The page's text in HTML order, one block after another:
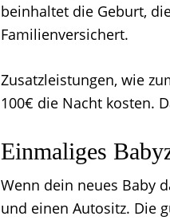
beinhaltet die Geburt,
Familienversichert.
Zusatzleistungen, wie
100€ die Nacht kosten.
Einmaliges
Wenn dein neues Baby
und einen Autositz. Die